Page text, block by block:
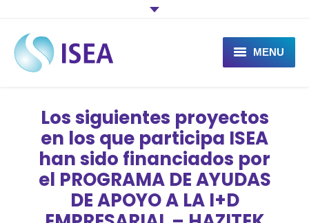
MENU
Zer egiten du ISEAk
Proiektuak
Albisteak
Kontaktua
Los siguientes proyectos
en los que participa ISEA
han sido financiados por
el PROGRAMA DE AYUDAS
DE APOYO A LA I+D